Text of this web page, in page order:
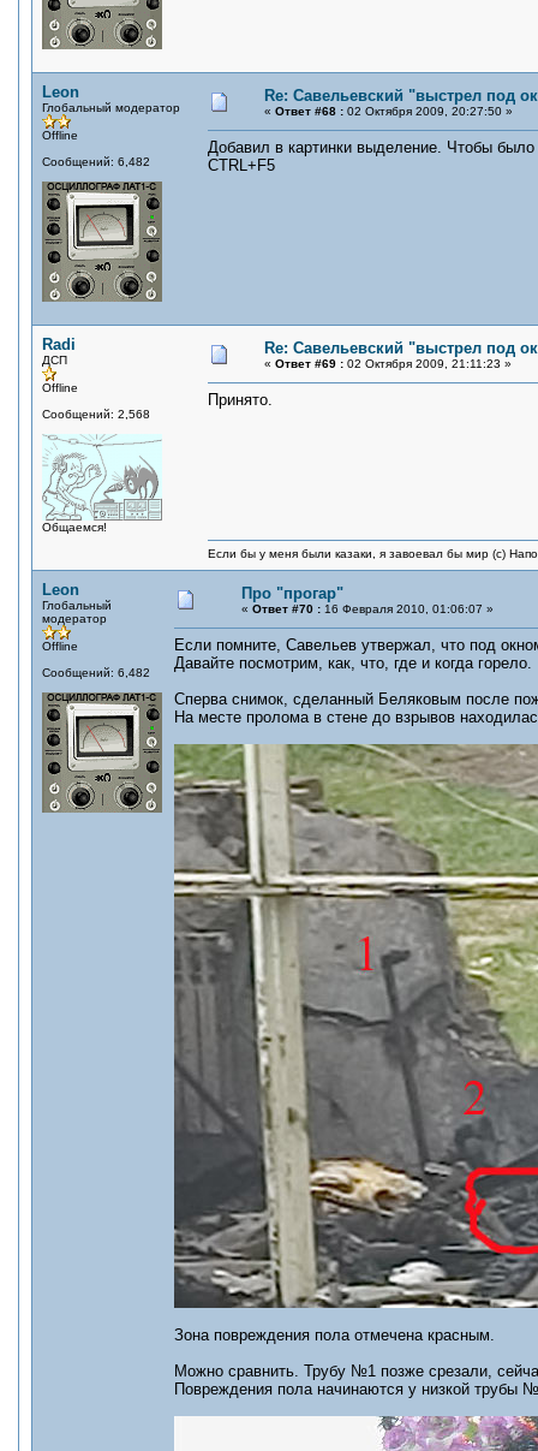
Leon
Глобальный модератор
Offline
Сообщений: 6,482
Re: Савельевский "выстрел под
« Ответ #68 : 02 Октября 2009, 20:27:50 »
Добавил в картинки выделение. Чтобы
CTRL+F5
Radi
ДСП
Offline
Сообщений: 2,568
Общаемся!
Re: Савельевский "выстрел под
« Ответ #69 : 02 Октября 2009, 21:11:23 »
Принято.
Если бы у меня были казаки, я завоевал бы мир (с)
Leon
Глобальный
модератор
Offline
Сообщений: 6,482
Про "прогар"
« Ответ #70 : 16 Февраля 2010, 01:06:07 »
Если помните, Савельев утвержал, что под
Давайте посмотрим, как, что, где и когда горело.
Сперва снимок, сделанный Беляковым после
На месте пролома в стене до взрывов
Зона повреждения пола отмечена красным.
Можно сравнить. Трубу №1 позже срезали,
Повреждения пола начинаются у низкой трубы